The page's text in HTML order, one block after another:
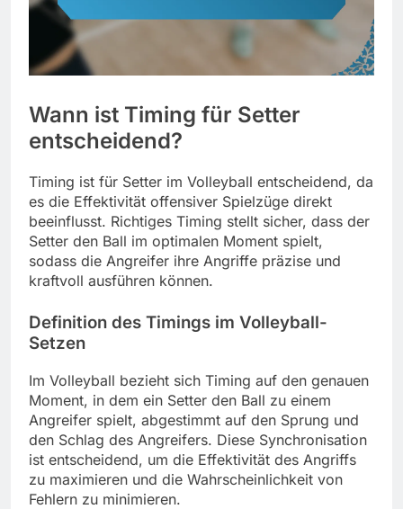
Wann ist Timing für Setter
entscheidend?
Timing ist für Setter im Volleyball entscheidend, da
es die Effektivität offensiver Spielzüge direkt
beeinflusst. Richtiges Timing stellt sicher, dass der
Setter den Ball im optimalen Moment spielt,
sodass die Angreifer ihre Angriffe präzise und
kraftvoll ausführen können.
Definition des Timings im Volleyball-
Setzen
Im Volleyball bezieht sich Timing auf den genauen
Moment, in dem ein Setter den Ball zu einem
Angreifer spielt, abgestimmt auf den Sprung und
den Schlag des Angreifers. Diese Synchronisation
ist entscheidend, um die Effektivität des Angriffs
zu maximieren und die Wahrscheinlichkeit von
Fehlern zu minimieren.